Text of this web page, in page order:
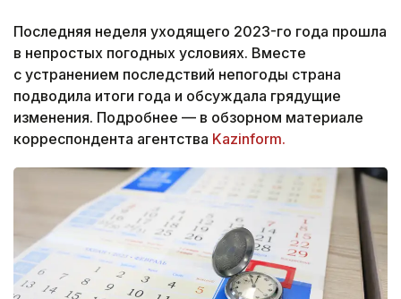
Последняя неделя уходящего 2023-го года прошла
в непростых погодных условиях. Вместе
с устранением последствий непогоды страна
подводила итоги года и обсуждала грядущие
изменения. Подробнее — в обзорном материале
корреспондента агентства Kazinform.